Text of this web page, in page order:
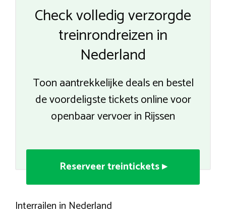
Check volledig verzorgde
treinrondreizen in
Nederland
Toon aantrekkelijke deals en bestel
de voordeligste tickets online voor
openbaar vervoer in Rijssen
Reserveer treintickets ▸
Interrailen in Nederland